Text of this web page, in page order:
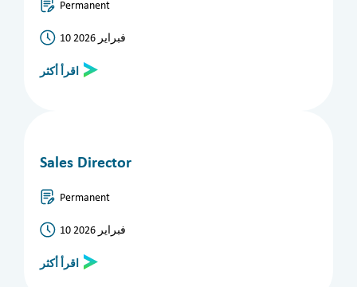
Permanent
10 فبراير 2026
اقرأ أكثر
Sales Director
Permanent
10 فبراير 2026
اقرأ أكثر